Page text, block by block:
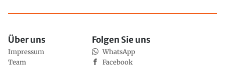
Über uns
Impressum
Team
Folgen Sie uns
WhatsApp
Facebook